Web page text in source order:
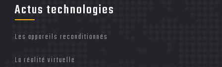
Actus technologies
Les appareils reconditionnés
La réalité virtuelle